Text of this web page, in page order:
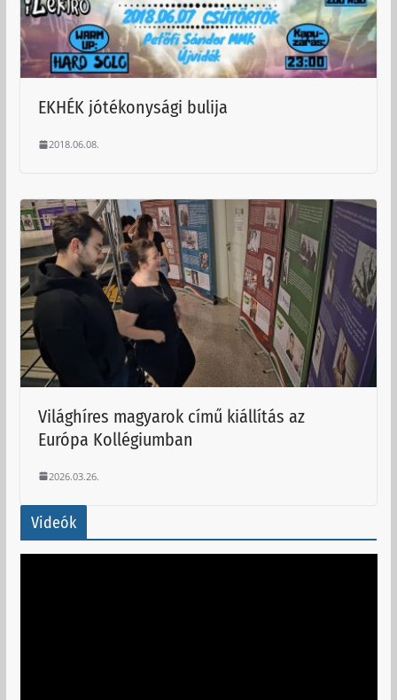
EKHÉK jótékonysági bulija
2018.06.08.
Világhíres magyarok című kiállítás az
Európa Kollégiumban
2026.03.26.
Videók